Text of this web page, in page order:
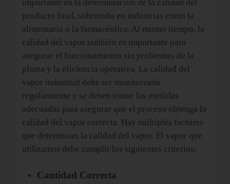
importante en la determinación de la calidad del
producto final, sobretodo en industrias como la
alimentaria o la farmacéutica. Al mismo tiempo, la
calidad del vapor también es importante para
asegurar el funcionamiento sin problemas de la
planta y la eficiencia operativa. La calidad del
vapor industrial debe ser monitoreada
regularmente y se deben tomar las medidas
adecuadas para asegurar que el proceso obtenga la
calidad del vapor correcta. Hay múltiples factores
que determinan la calidad del vapor. El vapor que
utilizamos debe cumplir los siguientes criterios:
Cantidad Correcta